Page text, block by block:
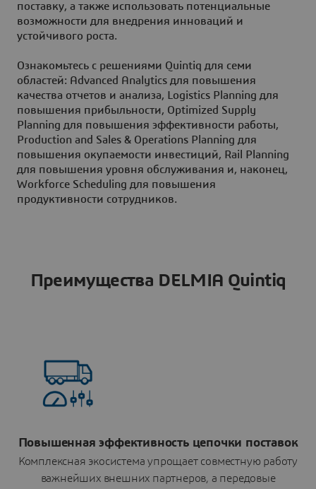
поставку, а также использовать потенциальные
возможности для внедрения инноваций и
устойчивого роста.
Ознакомьтесь с решениями Quintiq для семи
областей: Advanced Analytics для повышения
качества отчетов и анализа, Logistics Planning для
повышения прибыльности, Optimized Supply
Planning для повышения эффективности работы,
Production and Sales & Operations Planning для
повышения окупаемости инвестиций, Rail Planning
для повышения уровня обслуживания и, наконец,
Workforce Scheduling для повышения
продуктивности сотрудников.
Преимущества DELMIA Quintiq
Повышенная эффективность цепочки поставок
Комплексная экосистема упрощает совместную работу
важнейших внешних партнеров, а передовые